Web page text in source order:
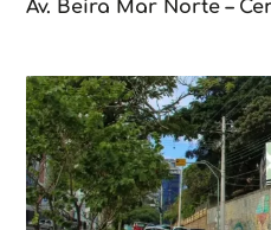
Av. Beira Mar Norte –